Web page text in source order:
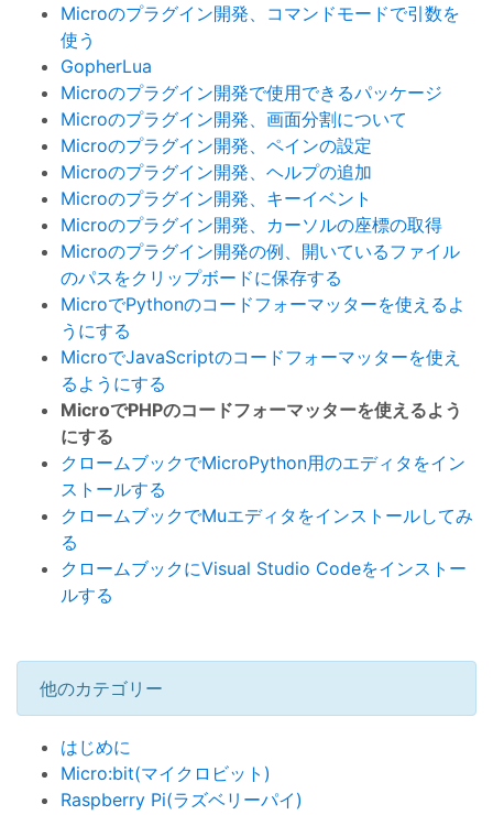
Microのプラグイン開発、コマンドモードで引数を
使う
GopherLua
Microのプラグイン開発で使用できるパッケージ
Microのプラグイン開発、画面分割について
Microのプラグイン開発、ペインの設定
Microのプラグイン開発、ヘルプの追加
Microのプラグイン開発、キーイベント
Microのプラグイン開発、カーソルの座標の取得
Microのプラグイン開発の例、開いているファイル
のパスをクリップボードに保存する
MicroでPythonのコードフォーマッターを使えるよ
うにする
MicroでJavaScriptのコードフォーマッターを使え
るようにする
MicroでPHPのコードフォーマッターを使えるよう
にする
クロームブックでMicroPython用のエディタをイン
ストールする
クロームブックでMuエディタをインストールしてみ
る
クロームブックにVisual Studio Codeをインストー
ルする
他のカテゴリー
はじめに
Micro:bit(マイクロビット)
Raspberry Pi(ラズベリーパイ)